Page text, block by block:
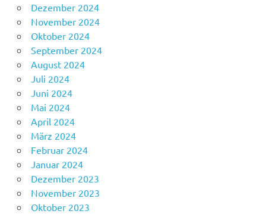
Dezember 2024
November 2024
Oktober 2024
September 2024
August 2024
Juli 2024
Juni 2024
Mai 2024
April 2024
März 2024
Februar 2024
Januar 2024
Dezember 2023
November 2023
Oktober 2023